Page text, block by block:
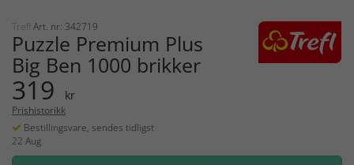
Trefl Art. nr: 342719
Puzzle Premium Plus
Big Ben 1000 brikker
319 kr
Prishistorikk
Bestillingsvare, sendes tidligst
22 Aug